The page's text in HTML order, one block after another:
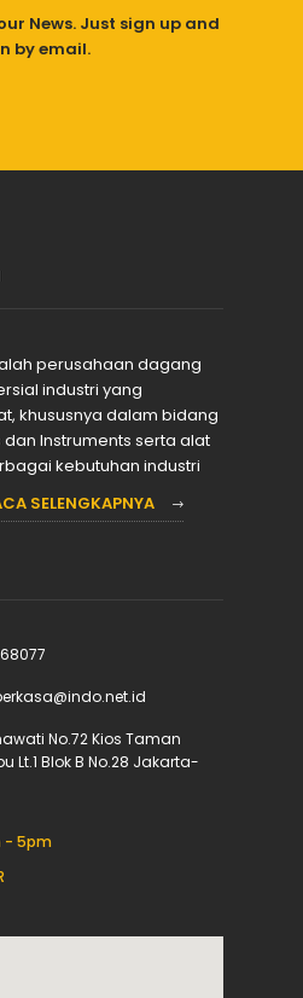
News. Just sign up and
by email.
perusahaan dagang
industri yang
khususnya dalam bidang
Instruments serta alat
kebutuhan industri
SELENGKAPNYA
No.72 Kios Taman
Lt.1 Blok B No.28 Jakarta-
- 5pm